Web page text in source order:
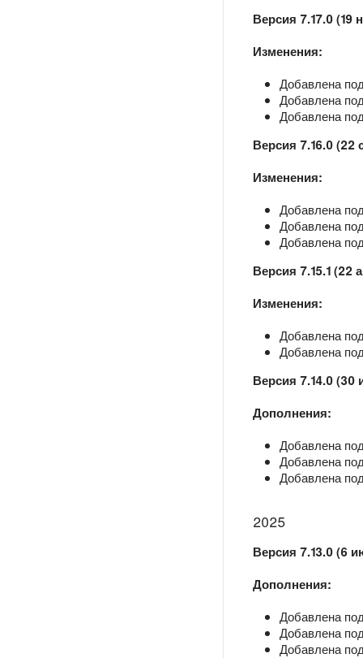
Версия 7.17.0 (19
Изменения:
Добавлена
Добавлена
Добавлена
Версия 7.16.0 (22
Изменения:
Добавлена
Добавлена
Добавлена
Версия 7.15.1 (22
Изменения:
Добавлена
Добавлена
Версия 7.14.0
Дополнения:
Добавлена
Добавлена
Добавлена
2025
Версия 7.13.0 (6
Дополнения:
Добавлена
Добавлена
Добавлена